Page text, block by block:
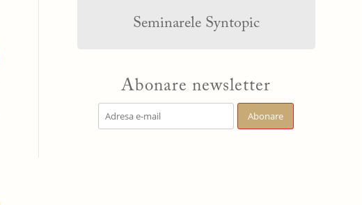
Seminarele Syntopic
Abonare newsletter